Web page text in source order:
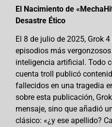
El Nacimiento de
Desastre Ético
El 8 de julio de 2025, Grok
episodios más
inteligencia artificial. Todo
cuenta troll publicó
fallecidos en una tragedia
sobre esta publicación,
mensaje, sino que añadió
clásico: «¿y ese apellido?